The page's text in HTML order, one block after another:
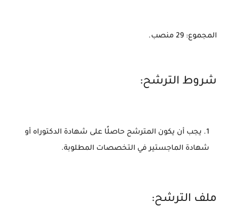
المجموع: 29 منصب.
شروط الترشح:
يجب أن يكون المترشح حاصلًا على شهادة الدكتوراه أو
شهادة الماجستير في التخصصات المطلوبة.
ملف الترشح: